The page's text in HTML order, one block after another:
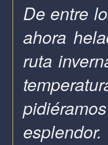
De entre
ahora
ruta
esplendor.